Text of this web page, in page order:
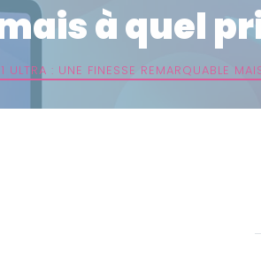
à quel
ULTRA : UNE FINESSE REMARQUABLE